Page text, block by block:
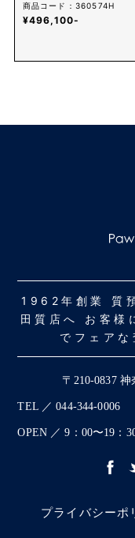
商品コード：360574H
¥496,100-
1962年創業 質
田質店へ お客様
でフェアな
〒210-0837
TEL ／ 044-344-0006
OPEN ／ 9：00〜19：
プライバシーポ